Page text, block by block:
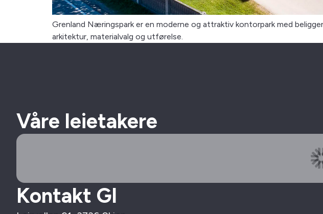
Grenland Næringspark er en moderne og attraktiv kontorpark med
arkitektur, materialvalg og utførelse.
Våre leietakere
Kontakt GI